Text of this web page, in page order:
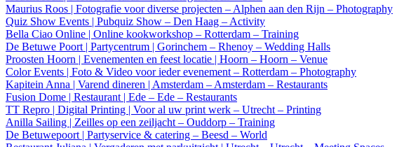
Maurius Roos | Fotografie voor diverse projecten – Alphen aan den Rijn – Photography
Quiz Show Events | Pubquiz Show – Den Haag – Activity
Bella Ciao Online | Online kookworkshop – Rotterdam – Training
De Betuwe Poort | Partycentrum | Gorinchem – Rhenoy – Wedding Halls
Proosten Hoorn | Evenementen en feest locatie | Hoorn – Hoorn – Venue
Color Events | Foto & Video voor ieder evenement – Rotterdam – Photography
Kapitein Anna | Varend dineren | Amsterdam – Amsterdam – Restaurants
Fusion Dome | Restaurant | Ede – Ede – Restaurants
TT Repro | Digital Printing | Voor al uw print werk – Utrecht – Printing
Anilla Sailing | Zeilles op een zeiljacht – Ouddorp – Training
De Betuwepoort | Partyservice & catering – Beesd – World